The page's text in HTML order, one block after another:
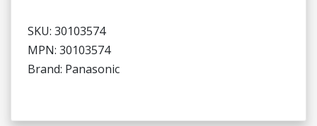
SKU: 30103574
MPN: 30103574
Brand: Panasonic